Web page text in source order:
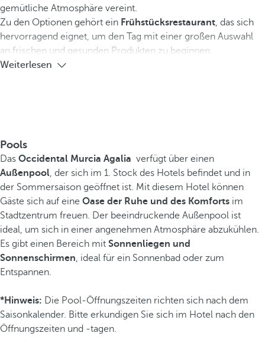
gemütliche Atmosphäre vereint.
Zu den Optionen gehört ein Frühstücksrestaurant, das sich
hervorragend eignet, um den Tag mit einer großen Auswahl
an frischen und gesunden Produkten zu beginnen.
Weiterlesen
Pools
Das Occidental Murcia Agalia verfügt über einen
Außenpool, der sich im 1. Stock des Hotels befindet und in
der Sommersaison geöffnet ist. Mit diesem Hotel können
Gäste sich auf eine Oase der Ruhe und des Komforts im
Stadtzentrum freuen. Der beeindruckende Außenpool ist
ideal, um sich in einer angenehmen Atmosphäre abzukühlen.
Es gibt einen Bereich mit Sonnenliegen und
Sonnenschirmen, ideal für ein Sonnenbad oder zum
Entspannen.
*Hinweis: Die Pool-Öffnungszeiten richten sich nach dem
Saisonkalender. Bitte erkundigen Sie sich im Hotel nach den
Öffnungszeiten und -tagen.